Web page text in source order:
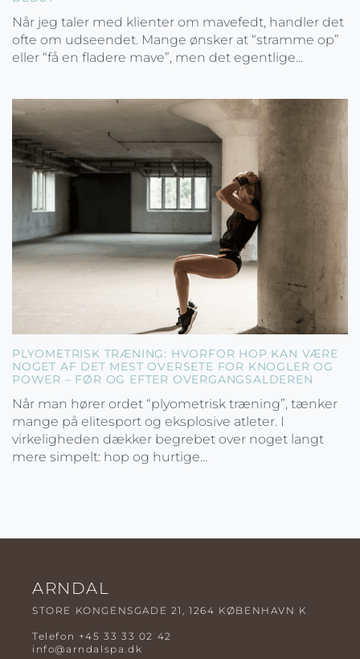
Når jeg taler med klienter om mavefedt, handler det
ofte om udseendet. Mange ønsker at “stramme op”
eller “få en fladere mave”, men det egentlige...
PLYOMETRISK TRÆNING: HVORFOR HOP KAN VÆRE
NOGET AF DET MEST OVERSETE FOR KNOGLER OG
POWER – FØR OG EFTER OVERGANGSALDEREN
Når man hører ordet “plyometrisk træning”, tænker
mange på elitesport og eksplosive atleter. I
virkeligheden dækker begrebet over noget langt
mere simpelt: hop og hurtige...
ARNDAL
STORE KONGENSGADE 21, 1264 KØBENHAVN K
Telefon +45 33 33 02 42
info@arndalspa.dk